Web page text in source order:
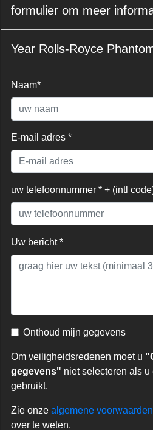
formulier om meer
Year Rolls-Royce
Naam*
E-mail adres *
uw telefoonnummer * + (intl
Uw bericht *
Onthoud mijn gegevens
Om veiligheidsredenen moet u
gegevens" niet selecteren als
gebruikt.
Zie onze algemene
over te weten.